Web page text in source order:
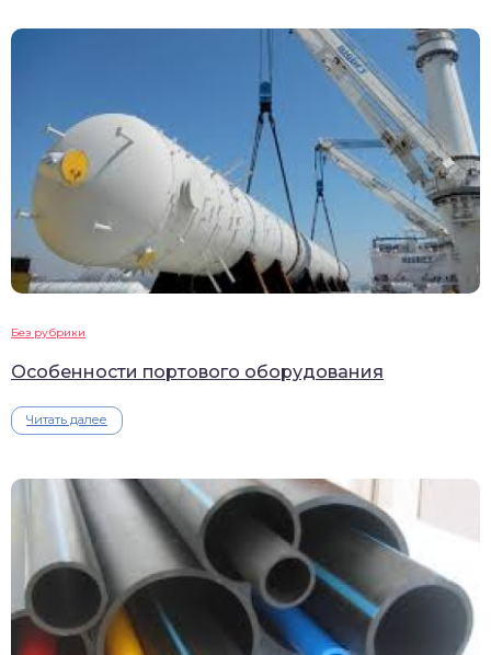
Без рубрики
Особенности портового оборудования
Читать далее